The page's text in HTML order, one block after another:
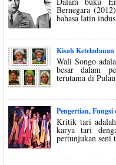
Bernegara
bahasa latin
Kisah Keteladanan
Wali Songo
besar dalam
terutama di
Pengertian,
Kritik tari adalah
karya tari
pertunjukan seni